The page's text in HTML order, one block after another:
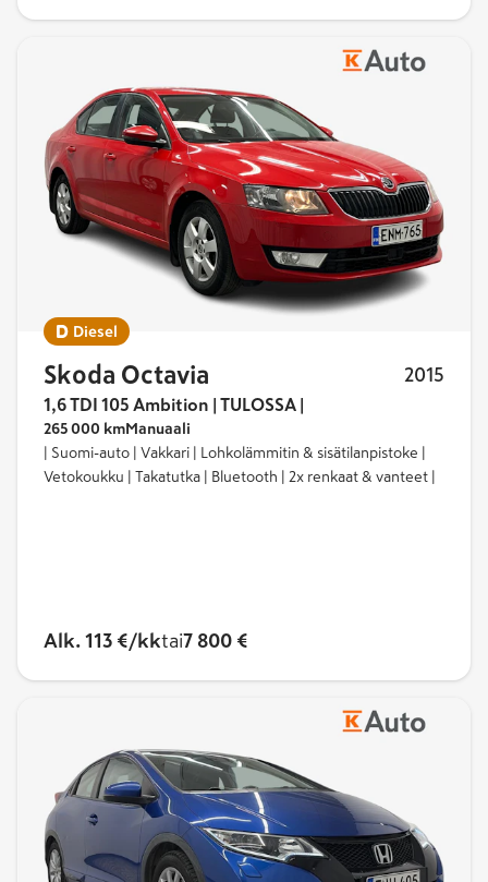
Diesel
Skoda Octavia 2015
1,6 TDI 105 Ambition | TULOSSA |
265 000 km Manuaali
| Suomi-auto | Vakkari | Lohkolämmitin & sisätilanpistoke |
Vetokoukku | Takatutka | Bluetooth | 2x renkaat & vanteet |
Alk. 113 €/kktai7 800 €